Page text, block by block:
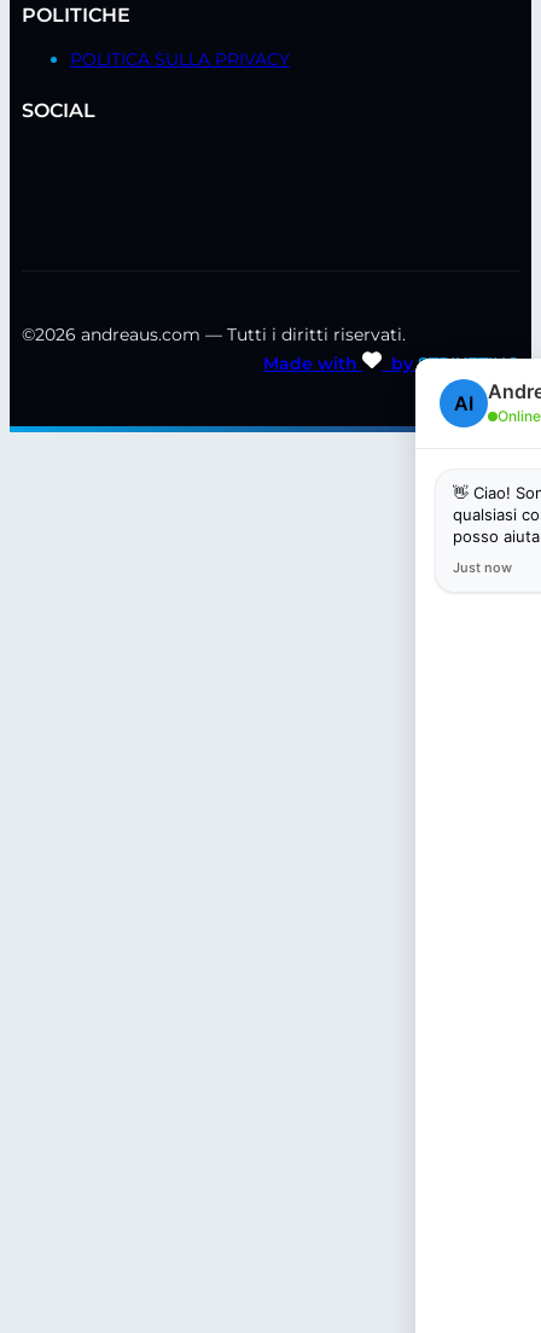
POLITICHE
POLITICA SULLA PRIVACY
SOCIAL
©2026 andreaus.com — Tutti i diritti riservati.
Made with
bySTRIKETING